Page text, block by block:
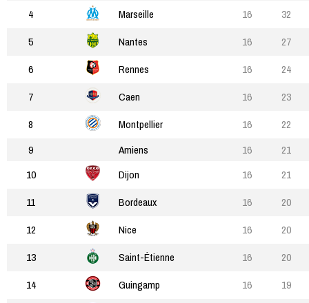
4
Marseille 16
32
5
Nantes 16
27
6
Rennes 16
24
7
Caen 16
23
8
Montpellier 16
22
9
Amiens 16
21
10
Dijon 16
21
11
Bordeaux 16
20
12
Nice 16
20
13
Saint-Étienne 16
20
14
Guingamp 16
19